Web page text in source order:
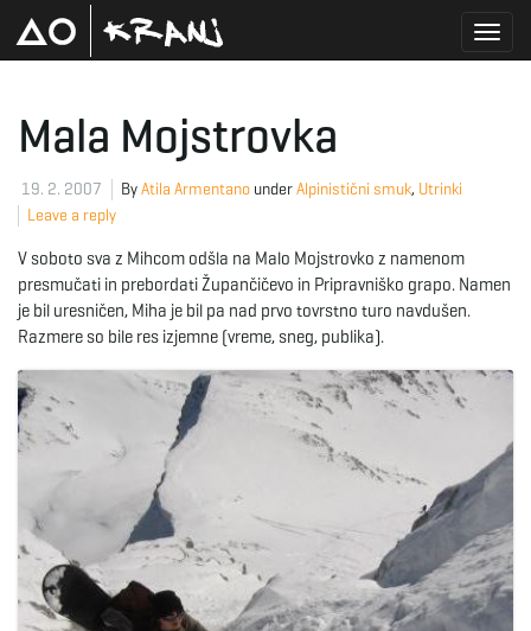
g
l
e
Mala Mojstrovka
19. 2. 2007 ByAtila Armentano underAlpinistični smuk, Utrinki
Leave a reply
V soboto sva z Mihcom odšla na Malo Mojstrovko z namenom
presmučati in prebordati Župančičevo in Pripravniško grapo. Namen
je bil uresničen, Miha je bil pa nad prvo tovrstno turo navdušen.
Razmere so bile res izjemne (vreme, sneg, publika).